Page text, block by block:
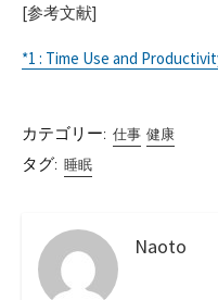
[参考文献]
*1 : Time Use and
カテゴリー: 仕事 健康
タグ: 睡眠
Naoto